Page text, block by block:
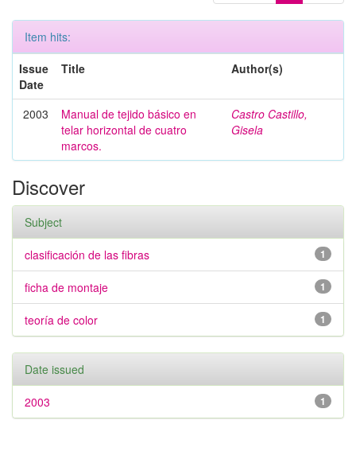
Item hits:
Issue
Date
Title Author(s)
2003
Manual de tejido básico en
telar horizontal de cuatro
marcos.
Castro Castillo,
Gisela
Discover
Subject
1
clasificación de las fibras
1
ficha de montaje
1
teoría de color
Date issued
1
2003